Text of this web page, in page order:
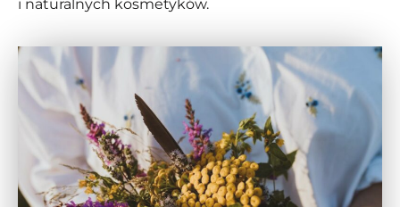
i naturalnych kosmetyków.